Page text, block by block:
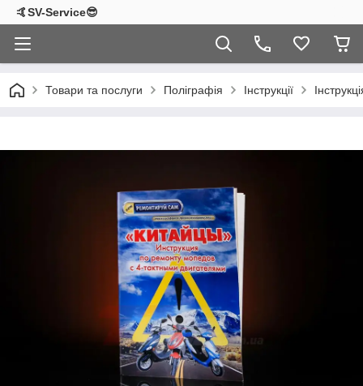
🤙SV-Service😎
Товари та послуги Поліграфія Інструкції